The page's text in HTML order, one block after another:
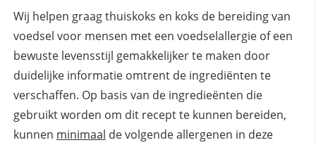
Wij helpen graag thuiskoks en koks de bereiding van
voedsel voor mensen met een voedselallergie of een
bewuste levensstijl gemakkelijker te maken door
duidelijke informatie omtrent de ingrediënten te
verschaffen. Op basis van de ingredieënten die
gebruikt worden om dit recept te kunnen bereiden,
kunnen minimaal de volgende allergenen in deze